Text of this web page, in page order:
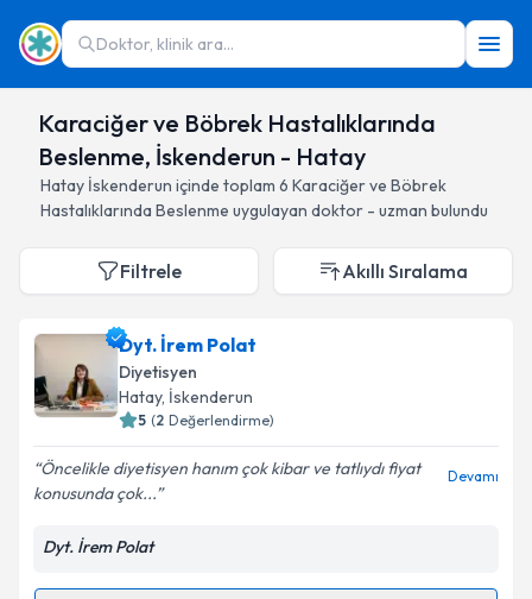
Doktor, klinik ara...
Karaciğer ve Böbrek Hastalıklarında
Beslenme, İskenderun - Hatay
Hatay İskenderun içinde toplam 6 Karaciğer ve Böbrek
Hastalıklarında Beslenme uygulayan doktor - uzman bulundu
Filtrele Akıllı Sıralama
Dyt. İrem Polat
Diyetisyen
Hatay, İskenderun
5 (2 Değerlendirme)
Öncelikle diyetisyen hanım çok kibar ve tatlıydı fiyat
konusunda çok...
Devamı
Dyt. İrem Polat